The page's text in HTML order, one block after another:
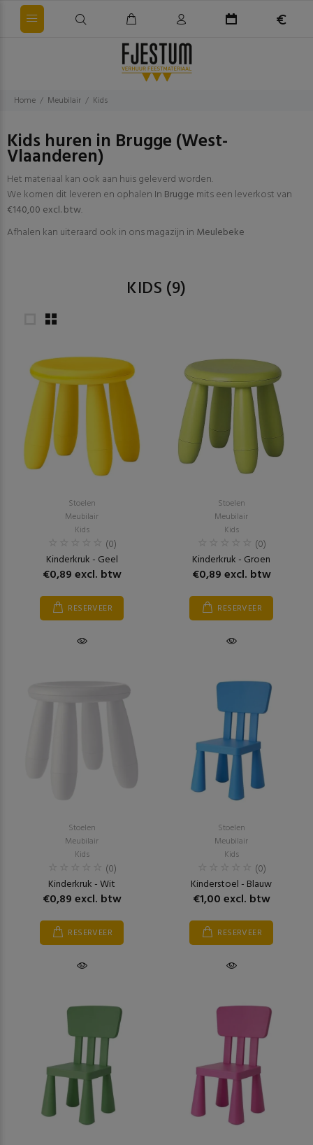
Home Meubilair Kids
Kids huren in Brugge (West-
Vlaanderen)
Het materiaal kan ook aan huis geleverd worden.
We komen dit leveren en ophalen In Brugge mits een leverkost van
€140,00 excl. btw.
Afhalen kan uiteraard ook in ons magazijn in Meulebeke
KIDS (9)
Stoelen
Meubilair
Kids
(0)
Kinderkruk - Geel
€0,89 excl. btw
RESERVEER
Stoelen
Meubilair
Kids
(0)
Kinderkruk - Groen
€0,89 excl. btw
RESERVEER
Stoelen
Meubilair
Kids
(0)
Kinderkruk - Wit
€0,89 excl. btw
RESERVEER
Stoelen
Meubilair
Kids
(0)
Kinderstoel - Blauw
€1,00 excl. btw
RESERVEER